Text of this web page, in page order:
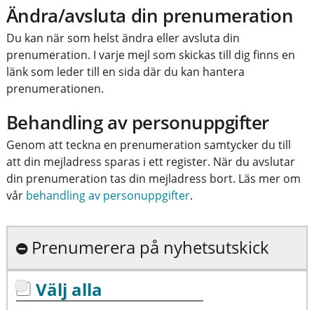
Ändra/avsluta din prenumeration
Du kan när som helst ändra eller avsluta din
prenumeration. I varje mejl som skickas till dig finns en
länk som leder till en sida där du kan hantera
prenumerationen.
Behandling av personuppgifter
Genom att teckna en prenumeration samtycker du till
att din mejladress sparas i ett register. När du avslutar
din prenumeration tas din mejladress bort. Läs mer om
vår behandling av personuppgifter.
Prenumerera på nyhetsutskick
Välj alla